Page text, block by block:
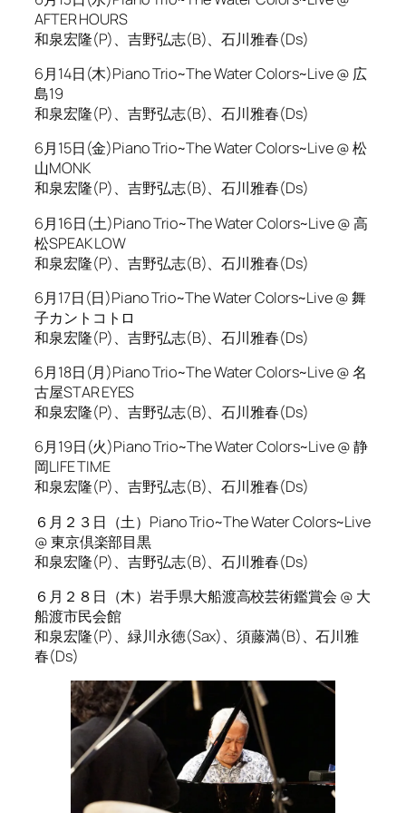
AFTER HOURS
和泉宏隆(P)、吉野弘志(B)、石川雅春(Ds)
6月14日(木)Piano Trio~The Water Colors~Live @ 広
島19
和泉宏隆(P)、吉野弘志(B)、石川雅春(Ds)
6月15日(金)Piano Trio~The Water Colors~Live @ 松
山MONK
和泉宏隆(P)、吉野弘志(B)、石川雅春(Ds)
6月16日(土)Piano Trio~The Water Colors~Live @ 高
松SPEAK LOW
和泉宏隆(P)、吉野弘志(B)、石川雅春(Ds)
6月17日(日)Piano Trio~The Water Colors~Live @ 舞
子カントコトロ
和泉宏隆(P)、吉野弘志(B)、石川雅春(Ds)
6月18日(月)Piano Trio~The Water Colors~Live @ 名
古屋STAR EYES
和泉宏隆(P)、吉野弘志(B)、石川雅春(Ds)
6月19日(火)Piano Trio~The Water Colors~Live @ 静
岡LIFE TIME
和泉宏隆(P)、吉野弘志(B)、石川雅春(Ds)
６月２３日（土）Piano Trio~The Water Colors~Live
@ 東京倶楽部目黒
和泉宏隆(P)、吉野弘志(B)、石川雅春(Ds)
６月２８日（木）岩手県大船渡高校芸術鑑賞会 @ 大
船渡市民会館
和泉宏隆(P)、緑川永徳(Sax)、須藤満(B)、石川雅
春(Ds)